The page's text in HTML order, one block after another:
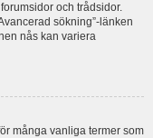
och trådsidor.
sökning”-länken
nås kan variera
många vanliga termer som